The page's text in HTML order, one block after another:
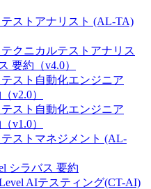
テストアナリスト (AL-TA)
テクニカルテストアナリス
要約（v4.0）
テスト自動化エンジニア
v2.0）
テスト自動化エンジニア
v1.0）
テストマネジメント (AL-
シラバス 要約
Level AIテスティング(CT-AI)